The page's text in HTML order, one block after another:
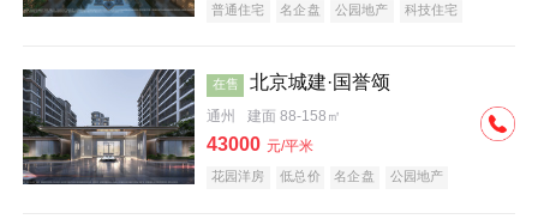
普通住宅 名企盘 公园地产 科技住宅
在售 北京城建·国誉颂
通州 建面 88-158㎡
43000 元/平米
花园洋房 低总价 名企盘 公园地产